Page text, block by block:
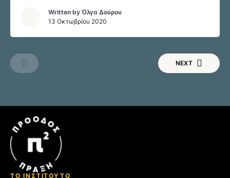
Πρωθυπουργός είπε πως η ιδέα
σύνταξη ίσως είναι παρωχημένη.
Και έχει απόλυτο δίκιο, δεν
παγκοσμιοποίηση, οι νέες
Written by Όλγα Δούρου
13 Οκτωβρίου 2020
NEXT
ΤΟ ΙΝΣΤΙΤΟΥΤΟ